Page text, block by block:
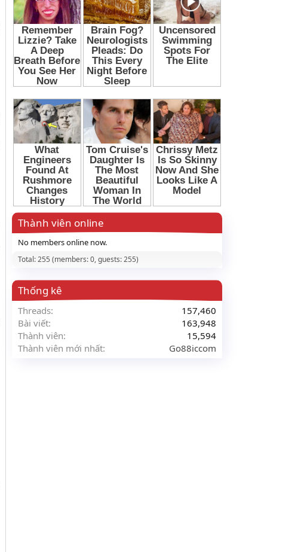
Thành viên online
No members online now.
Total: 255 (members: 0, guests: 255)
Thống kê
Threads
157,460
Bài viết
163,948
Thành viên
15,594
Thành viên mới nhất
Go88iccom